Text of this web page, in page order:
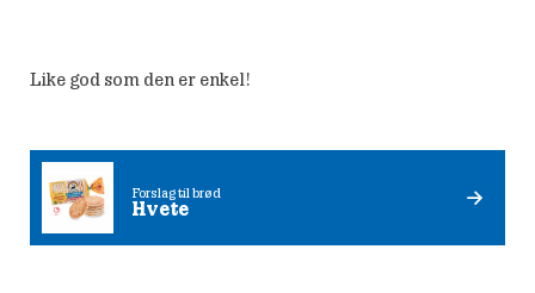
Like god som den er enkel!
Forslag til brød
Hvete